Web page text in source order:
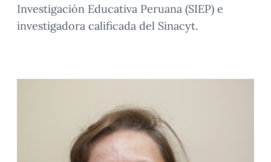
Investigación Educativa Peruana (SIEP) e
investigadora calificada del Sinacyt.